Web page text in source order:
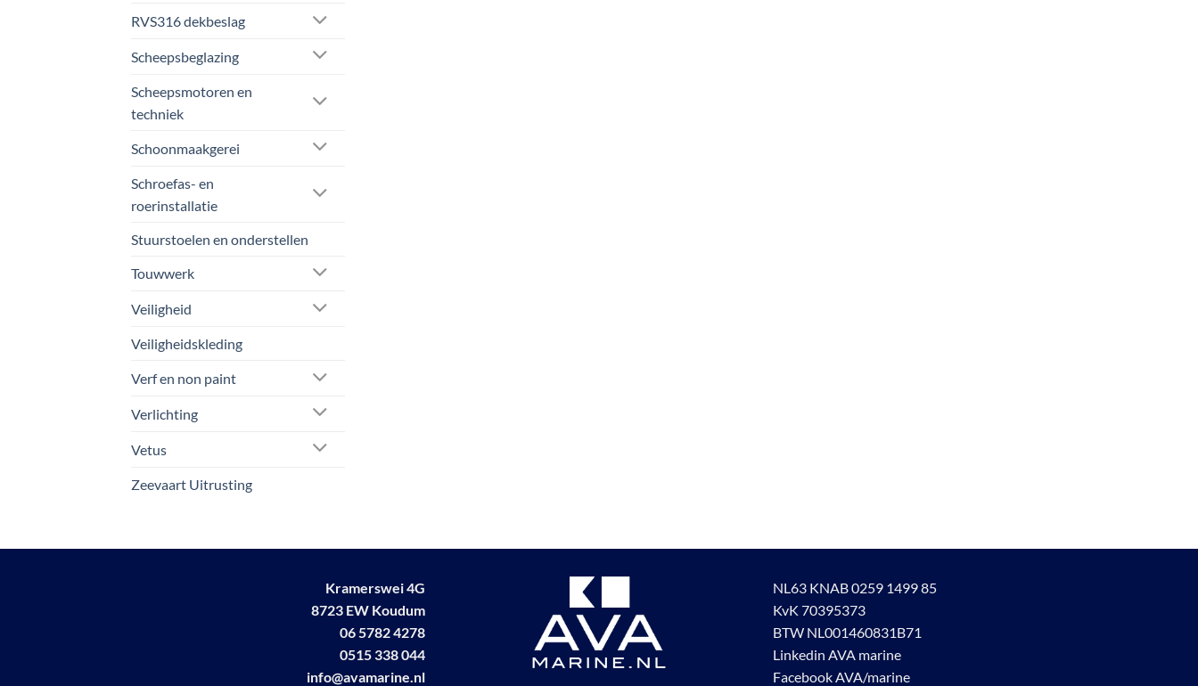
RVS316 dekbeslag
Scheepsbeglazing
Scheepsmotoren en
techniek
Schoonmaakgerei
Schroefas- en
roerinstallatie
Stuurstoelen en onderstellen
Touwwerk
Veiligheid
Veiligheidskleding
Verf en non paint
Verlichting
Vetus
Zeevaart Uitrusting
Kramerswei 4G
8723 EW Koudum
06 5782 4278
0515 338 044
info@avamarine.nl
NL63 KNAB 0259 1499 85
KvK 70395373
BTW NL001460831B71
Linkedin AVA marine
Facebook AVA/marine